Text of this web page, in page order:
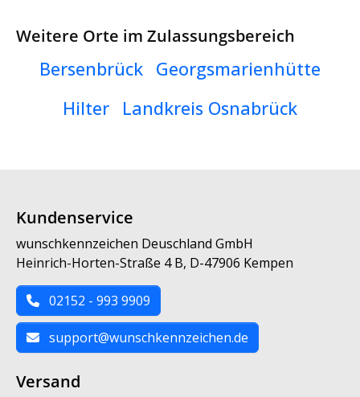
Weitere Orte im Zulassungsbereich
Bersenbrück Georgsmarienhütte
Hilter
Landkreis Osnabrück
Kundenservice
wunschkennzeichen Deuschland GmbH
Heinrich-Horten-Straße 4 B, D-47906 Kempen
02152 - 993 9909
support@wunschkennzeichen.de
Versand